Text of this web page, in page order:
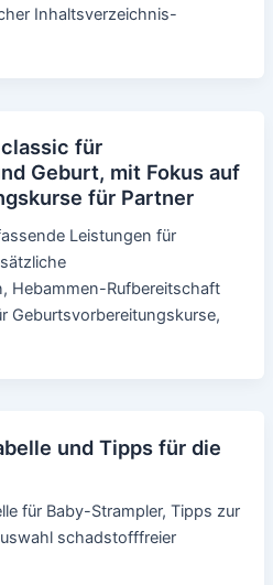
Inhaltsverzeichnis-
für
Geburt, mit Fokus auf
für Partner
Leistungen für
Hebammen-Rufbereitschaft
Geburtsvorbereitungskurse,
und Tipps für die
für Baby-Strampler, Tipps zur
schadstofffreier